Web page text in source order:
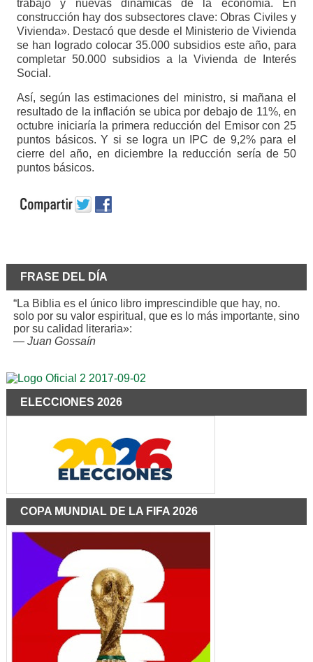
trabajo y nuevas dinámicas de la economía. En
construcción hay dos subsectores clave: Obras Civiles y
Vivienda». Destacó que desde el Ministerio de Vivienda
se han logrado colocar 35.000 subsidios este año, para
completar 50.000 subsidios a la Vivienda de Interés
Social.
Así, según las estimaciones del ministro, si mañana el
resultado de la inflación se ubica por debajo de 11%, en
octubre iniciaría la primera reducción del Emisor con 25
puntos básicos. Y si se logra un IPC de 9,2% para el
cierre del año, en diciembre la reducción sería de 50
puntos básicos.
FRASE DEL DÍA
“La Biblia es el único libro imprescindible que hay, no.
solo por su valor espiritual, que es lo más importante, sino
por su calidad literaria»:
— Juan Gossaín
ELECCIONES 2026
COPA MUNDIAL DE LA FIFA 2026